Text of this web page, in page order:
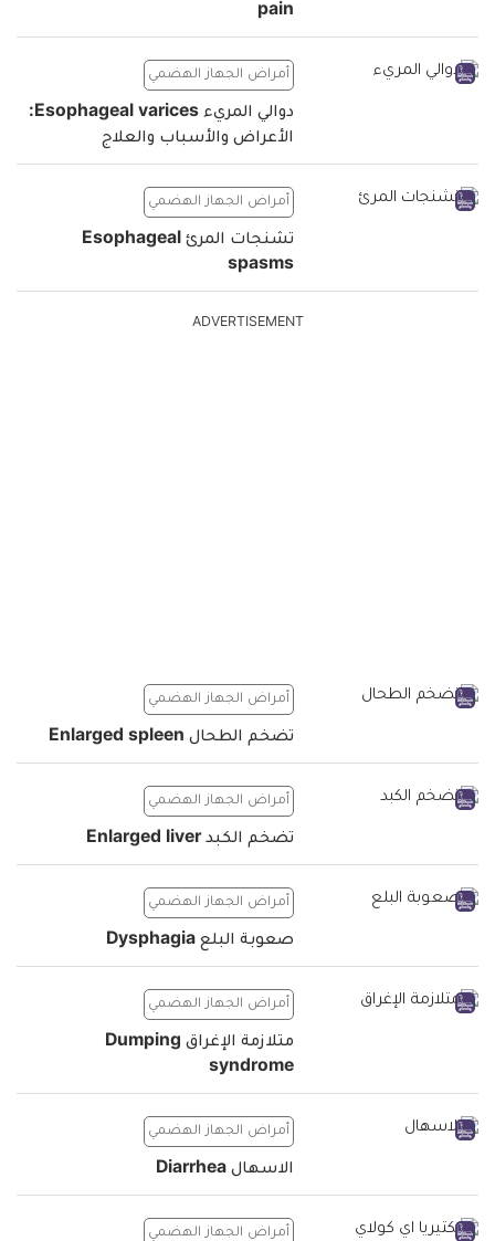
pain
أمراض الجهاز الهضمي
دوالي المريء Esophageal varices:
الأعراض والأسباب والعلاج
أمراض الجهاز الهضمي
تشنجات المرئ Esophageal
spasms
ADVERTISEMENT
أمراض الجهاز الهضمي
تضخم الطحال Enlarged spleen
أمراض الجهاز الهضمي
تضخم الكبد Enlarged liver
أمراض الجهاز الهضمي
صعوبة البلع Dysphagia
أمراض الجهاز الهضمي
متلازمة الإغراق Dumping
syndrome
أمراض الجهاز الهضمي
الاسهال Diarrhea
أمراض الجهاز الهضمي